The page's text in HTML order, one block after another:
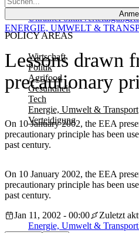
POLICY AREAS
Wirtschaft
Politik
Agrifood
Gesundheit
Tech
Energie, Umwelt & Transport
Verteidigung
UkrainePolitikVerteidigung
Lessons drawn
precautionary
On 10 January 2002, the EEA
precautionary principle has been
past century.
ENERGIE, UMWELT &
On 10 January 2002, the EEA
precautionary principle has been
past century.
Jan 11, 2002 - 00:00
Zuletzt
Energie, Umwelt & Transport